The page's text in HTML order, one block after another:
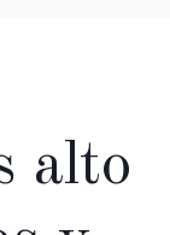
alto